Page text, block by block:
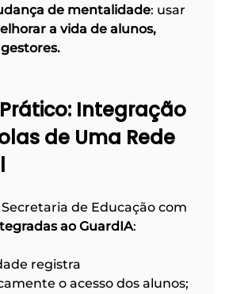
de mentalidade: usar
a vida de alunos,
Integração
de Uma Rede
de Educação com
ao GuardIA:
registra
o acesso dos alunos;